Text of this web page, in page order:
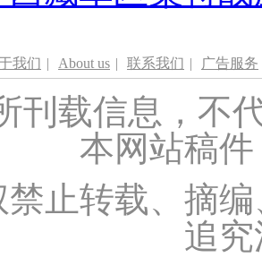
我们 | About us | 联系我们 | 广告服务
刊载信息，不
本网站稿
禁止转载、摘
追